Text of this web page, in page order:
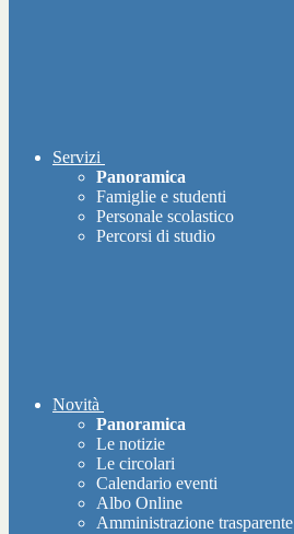
Servizi
Panoramica
Famiglie e studenti
Personale scolastico
Percorsi di studio
Novità
Panoramica
Le notizie
Le circolari
Calendario eventi
Albo Online
Amministrazione trasparente